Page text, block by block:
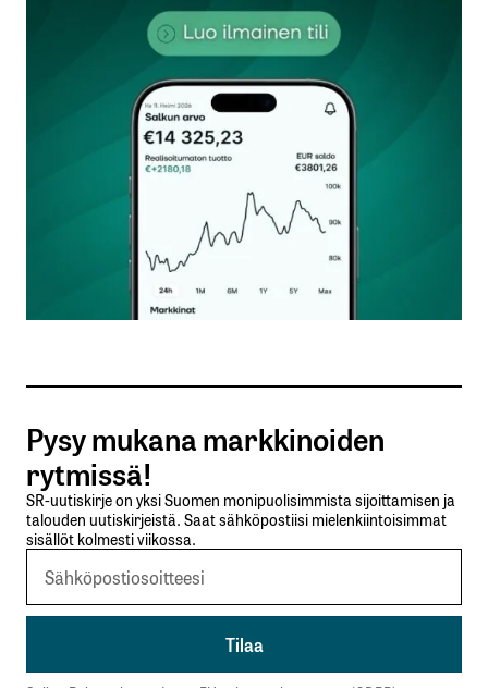
Sähköpostiosoitettasi ei julkaista.Pakolliset
kentät on merkitty*
Kommentti*
Nimesi tai nimimerkkisi
Sähköpostiosoitteesi
Tilaa SalkunRakentajan uutiskirje
Lähetä kommentti
Pysy mukana markkinoiden
rytmissä!
SR-uutiskirje on yksi Suomen monipuolisimmista sijoittamisen ja
talouden uutiskirjeistä. Saat sähköpostiisi mielenkiintoisimmat
sisällöt kolmesti viikossa.